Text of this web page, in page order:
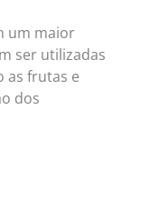
um maior
ser utilizadas
as frutas e
dos